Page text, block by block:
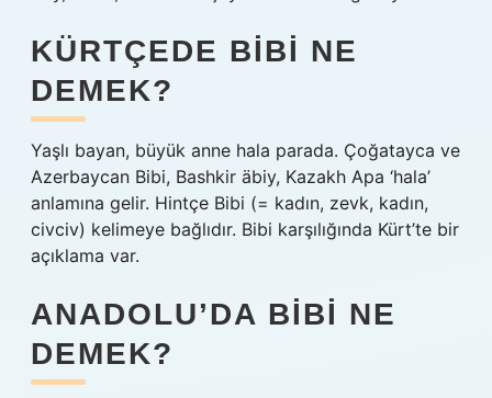
KÜRTÇEDE BIBI NE
DEMEK?
Yaşlı bayan, büyük anne hala parada. Çoğatayca ve
Azerbaycan Bibi, Bashkir äbiy, Kazakh Apa ‘hala’
anlamına gelir. Hintçe Bibi (= kadın, zevk, kadın,
civciv) kelimeye bağlıdır. Bibi karşılığında Kürt’te bir
açıklama var.
ANADOLU’DA BIBI NE
DEMEK?